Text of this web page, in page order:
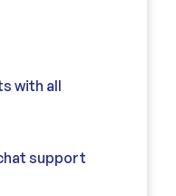
with all
support